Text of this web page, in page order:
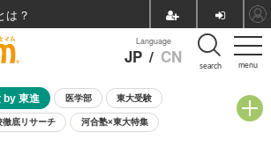
menu
Language
JP / CN search
by 東進 医学部 東大受験
徹底リサーチ 河合塾×東大特集